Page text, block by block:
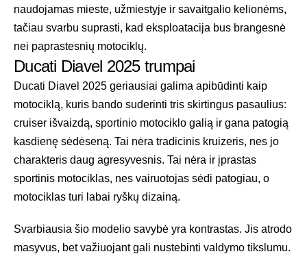
naudojamas mieste, užmiestyje ir savaitgalio kelionėms,
tačiau svarbu suprasti, kad eksploatacija bus brangesnė
nei paprastesnių motociklų.
Ducati Diavel 2025 trumpai
Ducati Diavel 2025 geriausiai galima apibūdinti kaip
motociklą, kuris bando suderinti tris skirtingus pasaulius:
cruiser išvaizdą, sportinio motociklo galią ir gana patogią
kasdienę sėdėseną. Tai nėra tradicinis kruizeris, nes jo
charakteris daug agresyvesnis. Tai nėra ir įprastas
sportinis motociklas, nes vairuotojas sėdi patogiau, o
motociklas turi labai ryškų dizainą.
Svarbiausia šio modelio savybė yra kontrastas. Jis atrodo
masyvus, bet važiuojant gali nustebinti valdymo tikslumu.